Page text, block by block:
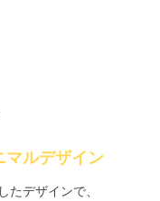
マルデザイン
たデザインで、